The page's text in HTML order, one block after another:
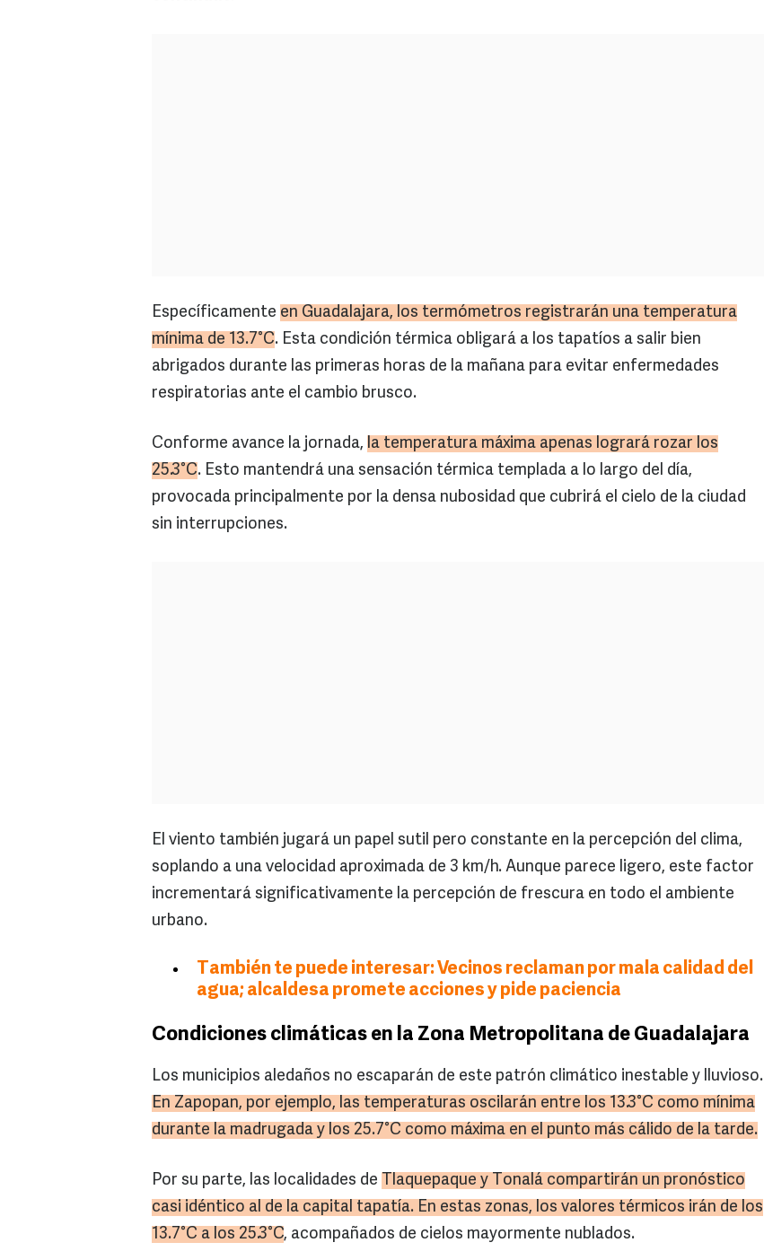
Específicamente en Guadalajara, los termómetros registrarán una temperatura
mínima de 13.7°C. Esta condición térmica obligará a los tapatíos a salir bien
abrigados durante las primeras horas de la mañana para evitar enfermedades
respiratorias ante el cambio brusco.
Conforme avance la jornada, la temperatura máxima apenas logrará rozar los
25.3°C. Esto mantendrá una sensación térmica templada a lo largo del día,
provocada principalmente por la densa nubosidad que cubrirá el cielo de la ciudad
sin interrupciones.
El viento también jugará un papel sutil pero constante en la percepción del clima,
soplando a una velocidad aproximada de 3 km/h. Aunque parece ligero, este factor
incrementará significativamente la percepción de frescura en todo el ambiente
urbano.
También te puede interesar: Vecinos reclaman por mala calidad del
agua; alcaldesa promete acciones y pide paciencia
Condiciones climáticas en la Zona Metropolitana de Guadalajara
Los municipios aledaños no escaparán de este patrón climático inestable y lluvioso.
En Zapopan, por ejemplo, las temperaturas oscilarán entre los 13.3°C como mínima
durante la madrugada y los 25.7°C como máxima en el punto más cálido de la tarde.
Por su parte, las localidades de Tlaquepaque y Tonalá compartirán un pronóstico
casi idéntico al de la capital tapatía. En estas zonas, los valores térmicos irán de los
13.7°C a los 25.3°C, acompañados de cielos mayormente nublados.